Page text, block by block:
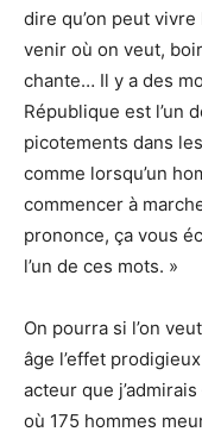
dire qu’on peut
venir où on veut,
chante… Il y a des
République est l’un
picotements dans
comme lorsqu’un
commencer à
prononce, ça vous
l’un de ces mots. »
On pourra si l’on
âge l’effet
acteur que
où 175 hommes